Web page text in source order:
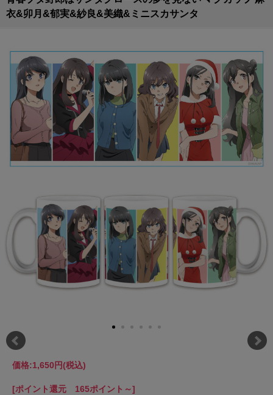
衣&卯月&郁実&紗良&美織&ミニスカサンタ
価格:1,650円(税込)
[ポイント還元 165ポイント～]